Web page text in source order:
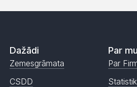
Dažādi
Zemesgrāmata
CSDD
Par
Par